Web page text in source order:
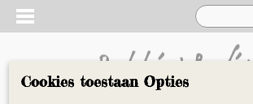
Cookies toestaan Opties